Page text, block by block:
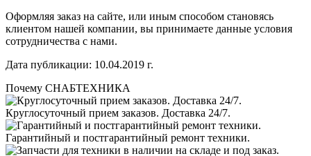
Оформляя заказ на сайте, или иным способом становясь
клиентом нашей компании, вы принимаете данные условия
сотрудничества с нами.
Дата публикации: 10.04.2019 г.
Почему СНАБТЕХНИКА
Круглосуточный прием заказов. Доставка 24/7.
Гарантийный и постгарантийный ремонт техники.